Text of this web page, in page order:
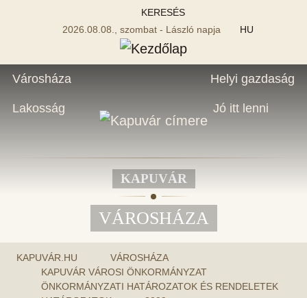
KERESÉS
2026.08.08., szombat - László napja
HU
Városháza
Lakosság
Helyi gazdaság
Jó itt lenni
KAPUVÁR
VÁROSHÁZA
KAPUVÁR.HU
VÁROSHÁZA
KAPUVÁR VÁROSI ÖNKORMÁNYZAT
ÖNKORMÁNYZATI HATÁROZATOK ÉS RENDELETEK